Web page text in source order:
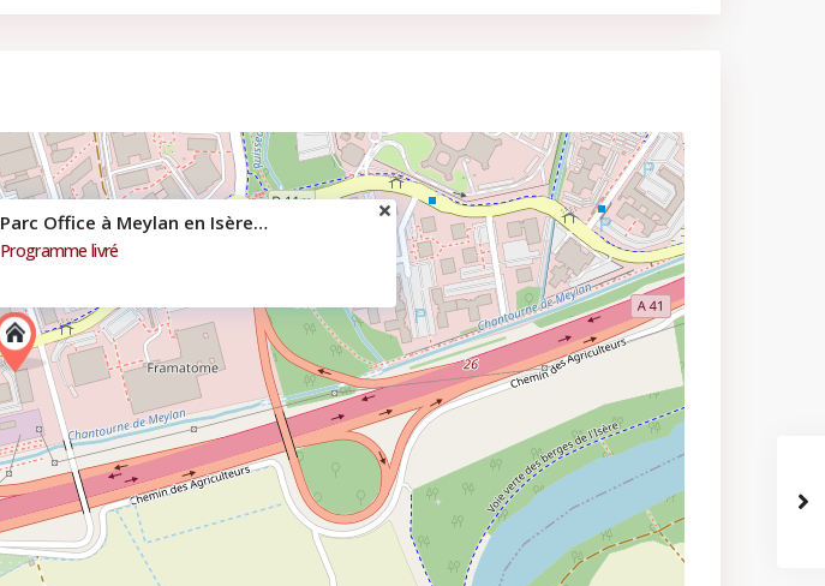
Parc Office à Meylan en Isère
Programme livré